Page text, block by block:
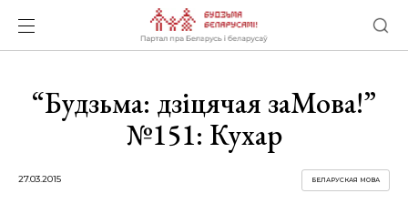
“Будзьма: дзіцячая заМова!”
№151: Кухар
27.03.2015 БЕЛАРУСКАЯ МОВА